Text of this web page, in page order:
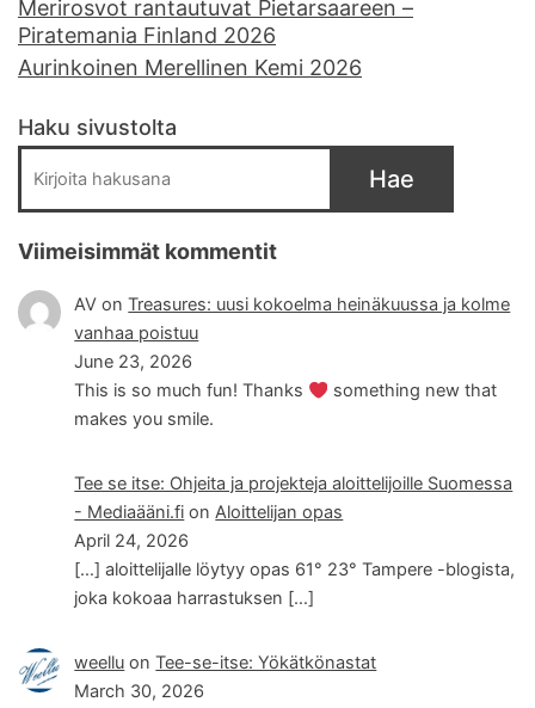
Merirosvot rantautuvat Pietarsaareen –
Piratemania Finland 2026
Aurinkoinen Merellinen Kemi 2026
Haku sivustolta
Hae
Viimeisimmät kommentit
AV onTreasures: uusi kokoelma heinäkuussa ja kolme
vanhaa poistuu
June 23, 2026
This is so much fun! Thanks
something new that
makes you smile.
Tee se itse: Ohjeita ja projekteja aloittelijoille Suomessa
- Mediaääni.fi onAloittelijan opas
April 24, 2026
[…] aloittelijalle löytyy opas 61° 23° Tampere -blogista,
joka kokoaa harrastuksen […]
weellu onTee-se-itse: Yökätkönastat
March 30, 2026